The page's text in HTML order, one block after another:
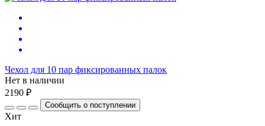
Чехол для 10 пар фиксированных палок
Нет в наличии
2190 ₽
Сообщить о поступлении
Хит